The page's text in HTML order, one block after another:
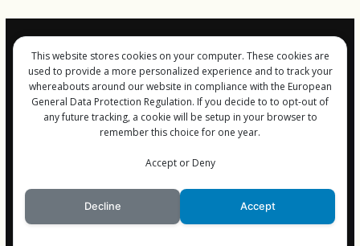
Impressum und
Datenschutz
FreiGeist-Magzine. Alle Rechte vorbehalten.
This website stores cookies on your computer. These cookies are
used to provide a more personalized experience and to track your
whereabouts around our website in compliance with the European
General Data Protection Regulation. If you decide to to opt-out of
any future tracking, a cookie will be setup in your browser to
remember this choice for one year.
Accept or Deny
Decline Accept